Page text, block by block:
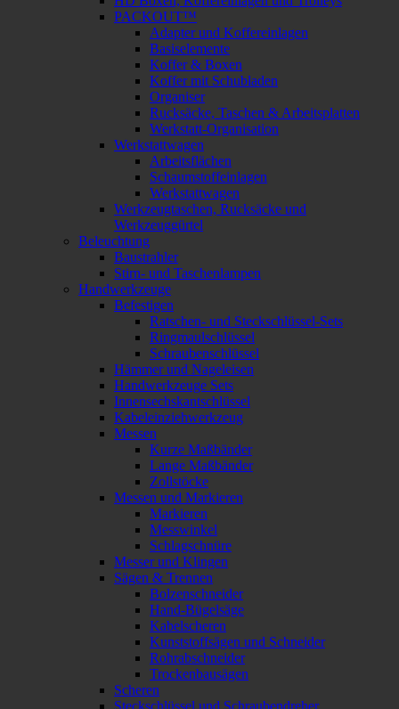
PACKOUT™
Adapter und Koffereinlagen
Basiselemente
Koffer & Boxen
Koffer mit Schubladen
Organiser
Rucksäcke, Taschen & Arbeitsplatten
Werkstatt-Organisation
Werkstattwagen
Arbeitsflächen
Schaumstoffeinlagen
Werkstattwagen
Werkzeugtaschen, Rucksäcke und
Werkzeuggürtel
Beleuchtung
Baustrahler
Stirn- und Taschenlampen
Handwerkzeuge
Befestigen
Ratschen- und Steckschlüssel-Sets
Ringmaulschlüssel
Schraubenschlüssel
Hämmer und Nageleisen
Handwerkzeuge Sets
Innensechskantschlüssel
Kabeleinziehwerkzeug
Messen
Kurze Maßbänder
Lange Maßbänder
Zollstöcke
Messen und Markieren
Markieren
Messwinkel
Schlagschnüre
Messer und Klingen
Sägen & Trennen
Bolzenschneider
Hand-Bügelsäge
Kabelscheren
Kunststoffsägen und Schneider
Rohrabschneider
Trockenbausägen
Scheren
Steckschlüssel und Schraubendreher